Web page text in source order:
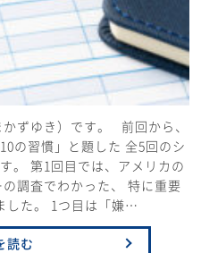
ずゆき）です。 前回から、
の習慣」と題した 全5回のシ
。 第1回目では、アメリカの
調査でわかった、 特に重要
した。 1つ目は「嫌…
読む